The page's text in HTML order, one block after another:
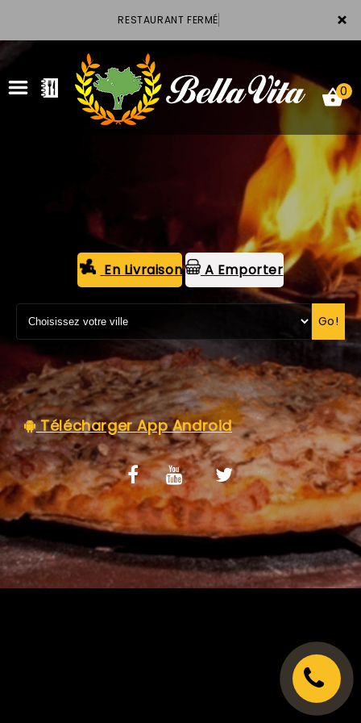
×
RESTAURANT FERMÉ
VOTRE COMPTE
VOS AVIS
MENTIONS LÉGALES
C.G.V
0
En Livraison A Emporter
Go!
Télécharger App Android